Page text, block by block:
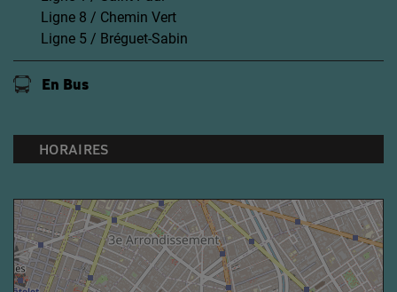
Ligne 8 / Chemin Vert
Ligne 5 / Bréguet-Sabin
En Bus
HORAIRES